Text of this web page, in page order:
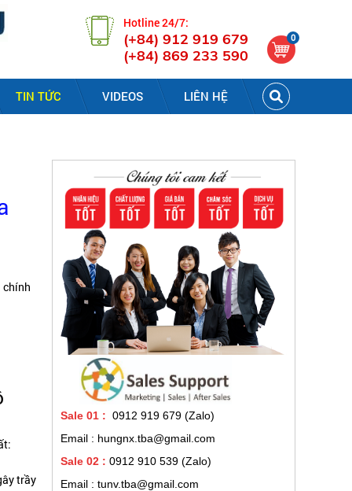
Hotline 24/7:
(+84) 912 919 679
(+84) 869 233 590
0
TIN TỨC VIDEOS LIÊN HỆ
chính
trầy
Sale 01 : 0912 919 679 (Zalo)
Email : hungnx.tba@gmail.com
Sale 02 : 0912 910 539 (Zalo)
Email : tunv.tba@gmail.com